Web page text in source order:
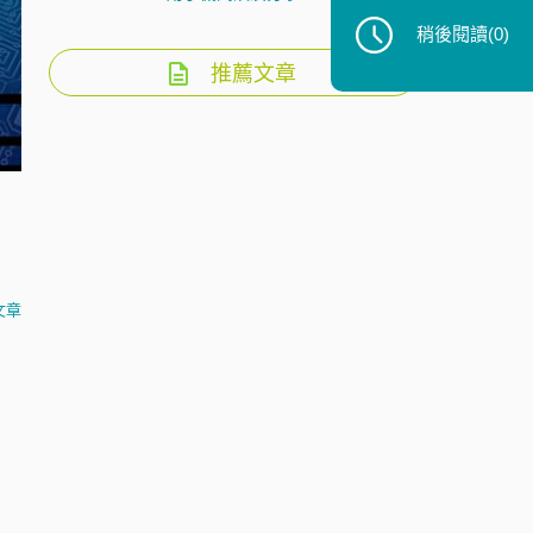
章
推薦文章
稍後閱讀(0)